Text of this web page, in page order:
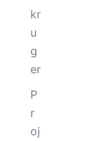
kr
u
g
er
P
r
oj